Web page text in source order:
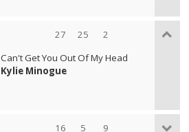
27 25 2
Can't Get You Out Of My Head
Kylie Minogue
16 5 9